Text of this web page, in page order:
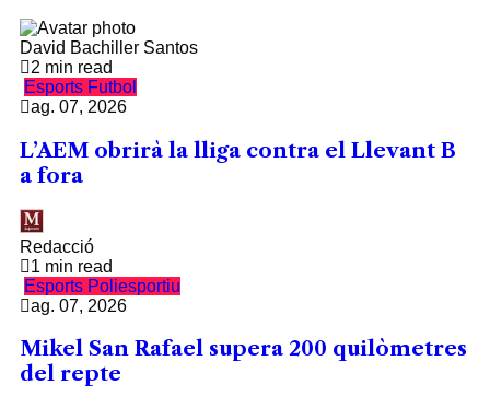
David Bachiller Santos
2 min read
Esports Futbol
ag. 07, 2026
L’AEM obrirà la lliga contra el Llevant B
a fora
Redacció
1 min read
Esports Poliesportiu
ag. 07, 2026
Mikel San Rafael supera 200 quilòmetres
del repte